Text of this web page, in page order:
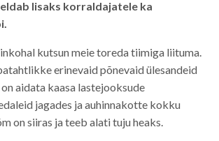
lisaks korraldajatele ka
kutsun meie toreda tiimiga liituma.
erinevaid põnevaid ülesandeid
aidata kaasa lastejooksude
jagades ja auhinnakotte kokku
on siiras ja teeb alati tuju heaks.